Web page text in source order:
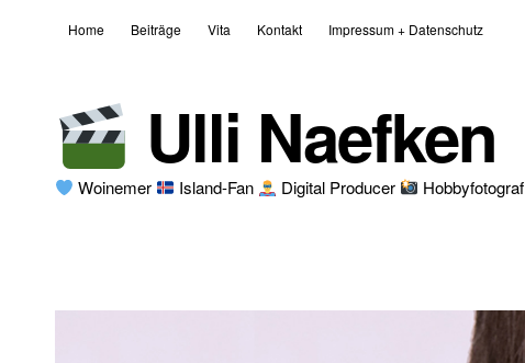
Home Beiträge Vita Kontakt Impressum + Datenschutz
Ulli Naefken
Woinemer Island-Fan Digital Producer Hobbyfotograf